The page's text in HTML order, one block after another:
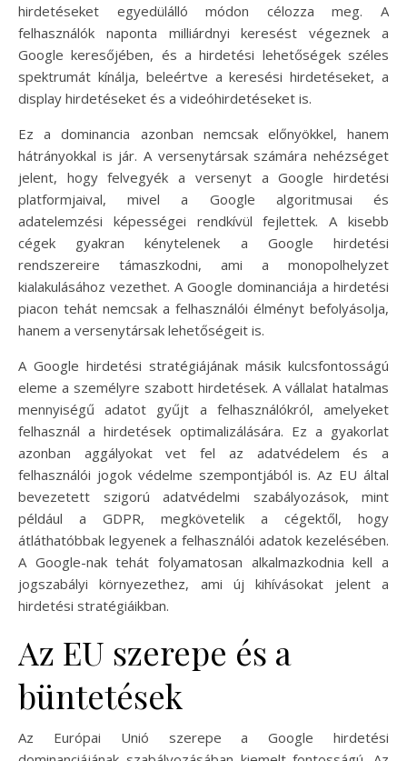
hirdetéseket egyedülálló módon célozza meg. A
felhasználók naponta milliárdnyi keresést végeznek a
Google keresőjében, és a hirdetési lehetőségek széles
spektrumát kínálja, beleértve a keresési hirdetéseket, a
display hirdetéseket és a videóhirdetéseket is.
Ez a dominancia azonban nemcsak előnyökkel, hanem
hátrányokkal is jár. A versenytársak számára nehézséget
jelent, hogy felvegyék a versenyt a Google hirdetési
platformjaival, mivel a Google algoritmusai és
adatelemzési képességei rendkívül fejlettek. A kisebb
cégek gyakran kénytelenek a Google hirdetési
rendszereire támaszkodni, ami a monopolhelyzet
kialakulásához vezethet. A Google dominanciája a hirdetési
piacon tehát nemcsak a felhasználói élményt befolyásolja,
hanem a versenytársak lehetőségeit is.
A Google hirdetési stratégiájának másik kulcsfontosságú
eleme a személyre szabott hirdetések. A vállalat hatalmas
mennyiségű adatot gyűjt a felhasználókról, amelyeket
felhasznál a hirdetések optimalizálására. Ez a gyakorlat
azonban aggályokat vet fel az adatvédelem és a
felhasználói jogok védelme szempontjából is. Az EU által
bevezetett szigorú adatvédelmi szabályozások, mint
például a GDPR, megkövetelik a cégektől, hogy
átláthatóbbak legyenek a felhasználói adatok kezelésében.
A Google-nak tehát folyamatosan alkalmazkodnia kell a
jogszabályi környezethez, ami új kihívásokat jelent a
hirdetési stratégiáikban.
Az EU szerepe és a
büntetések
Az Európai Unió szerepe a Google hirdetési